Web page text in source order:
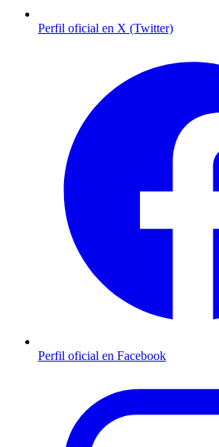
Perfil oficial en X (Twitter)
Perfil oficial en Facebook